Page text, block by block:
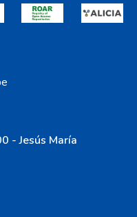
- Jesús María